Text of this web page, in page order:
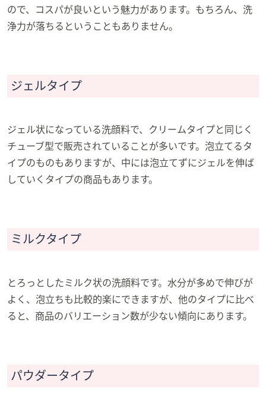
ので、コスパが良いという魅力があります。もちろん、洗
浄力が落ちるということもありません。
ジェルタイプ
ジェル状になっている洗顔料で、クリームタイプと同じく
チューブ型で販売されていることが多いです。泡立てるタ
イプのものもありますが、中には泡立てずにジェルを伸ば
していくタイプの商品もあります。
ミルクタイプ
とろっとしたミルク状の洗顔料です。水分が多めで伸びが
よく、泡立ちも比較的楽にできますが、他のタイプに比べ
ると、商品のバリエーション数が少ない傾向にあります。
パウダータイプ